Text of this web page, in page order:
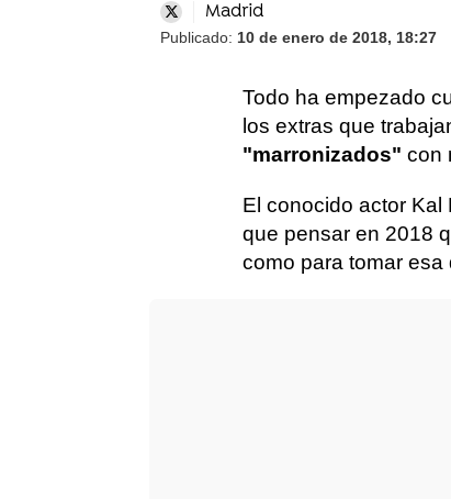
Madrid
Publicado: 10 de enero de 2018, 18:27
Todo ha empezado
los extras que
"marronizados" con
El conocido actor Kal
que pensar en 2018
como para tomar